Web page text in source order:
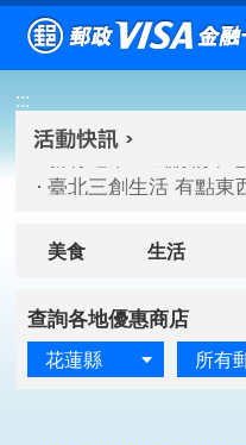
跳到主要內容區塊
:::
新竹遠東巨城購物中
桃園大江國際購物中
新竹遠東巨城購物中
臺北三創生活 有點東
美食 生活
查詢各地優惠商店
花蓮縣 所有